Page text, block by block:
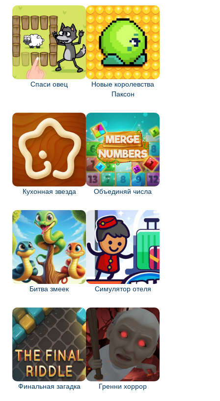
Спаси овец
Новые королевства
Паксон
Кухонная звезда Объединяй числа
Битва змеек Симулятор отеля
Финальная загадка Гренни хоррор